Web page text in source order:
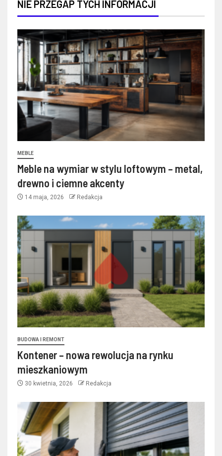
NIE PRZEGAP TYCH INFORMACJI
MEBLE
Meble na wymiar w stylu loftowym – metal,
drewno i ciemne akcenty
14 maja, 2026 Redakcja
BUDOWA I REMONT
Kontener – nowa rewolucja na rynku
mieszkaniowym
30 kwietnia, 2026 Redakcja